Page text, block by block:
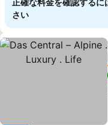
正確な料金を確認するに
さい